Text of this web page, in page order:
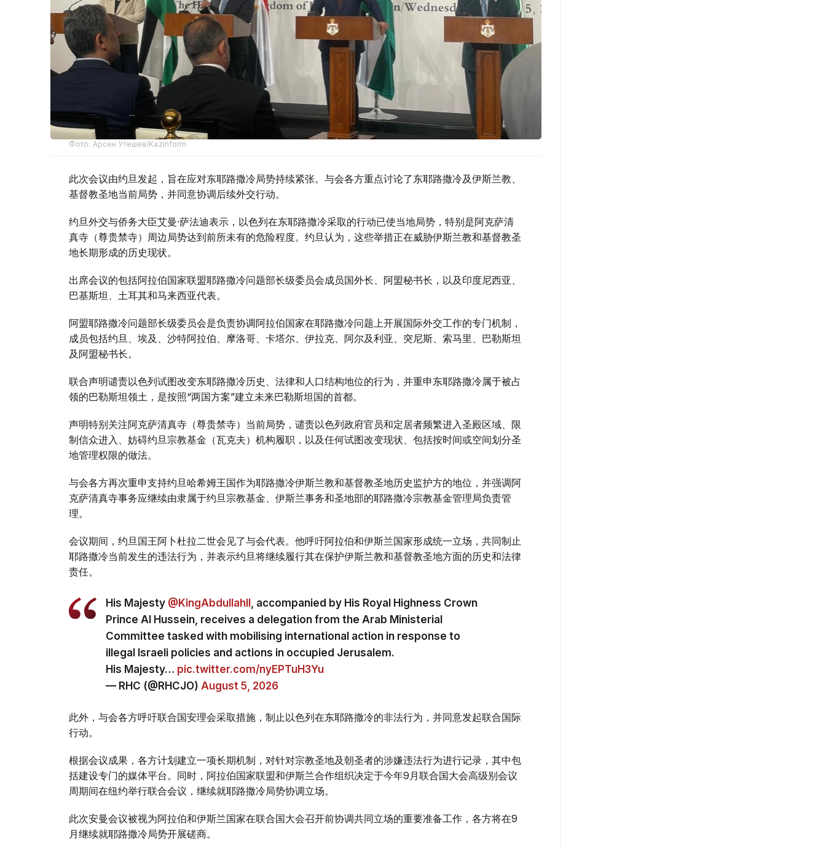
Фото: Арсен Утешев/Kazinform
此次会议由约旦发起，旨在应对东耶路撒冷局势持续紧张。与会各方重点讨论了东耶路撒冷及伊斯兰教、
基督教圣地当前局势，并同意协调后续外交行动。
约旦外交与侨务大臣艾曼·萨法迪表示，以色列在东耶路撒冷采取的行动已使当地局势，特别是阿克萨清
真寺（尊贵禁寺）周边局势达到前所未有的危险程度。约旦认为，这些举措正在威胁伊斯兰教和基督教圣
地长期形成的历史现状。
出席会议的包括阿拉伯国家联盟耶路撒冷问题部长级委员会成员国外长、阿盟秘书长，以及印度尼西亚、
巴基斯坦、土耳其和马来西亚代表。
阿盟耶路撒冷问题部长级委员会是负责协调阿拉伯国家在耶路撒冷问题上开展国际外交工作的专门机制，
成员包括约旦、埃及、沙特阿拉伯、摩洛哥、卡塔尔、伊拉克、阿尔及利亚、突尼斯、索马里、巴勒斯坦
及阿盟秘书长。
联合声明谴责以色列试图改变东耶路撒冷历史、法律和人口结构地位的行为，并重申东耶路撒冷属于被占
领的巴勒斯坦领土，是按照“两国方案”建立未来巴勒斯坦国的首都。
声明特别关注阿克萨清真寺（尊贵禁寺）当前局势，谴责以色列政府官员和定居者频繁进入圣殿区域、限
制信众进入、妨碍约旦宗教基金（瓦克夫）机构履职，以及任何试图改变现状、包括按时间或空间划分圣
地管理权限的做法。
与会各方再次重申支持约旦哈希姆王国作为耶路撒冷伊斯兰教和基督教圣地历史监护方的地位，并强调阿
克萨清真寺事务应继续由隶属于约旦宗教基金、伊斯兰事务和圣地部的耶路撒冷宗教基金管理局负责管
理。
会议期间，约旦国王阿卜杜拉二世会见了与会代表。他呼吁阿拉伯和伊斯兰国家形成统一立场，共同制止
耶路撒冷当前发生的违法行为，并表示约旦将继续履行其在保护伊斯兰教和基督教圣地方面的历史和法律
责任。
His Majesty @KingAbdullahII , accompanied by His Royal Highness Crown
Prince Al Hussein, receives a delegation from the Arab Ministerial
Committee tasked with mobilising international action in response to
illegal Israeli policies and actions in occupied Jerusalem.
His Majesty… pic.twitter.com/nyEPTuH3Yu
— RHC (@RHCJO) August 5, 2026
此外，与会各方呼吁联合国安理会采取措施，制止以色列在东耶路撒冷的非法行为，并同意发起联合国际
行动。
根据会议成果，各方计划建立一项长期机制，对针对宗教圣地及朝圣者的涉嫌违法行为进行记录，其中包
括建设专门的媒体平台。同时，阿拉伯国家联盟和伊斯兰合作组织决定于今年9月联合国大会高级别会议
周期间在纽约举行联合会议，继续就耶路撒冷局势协调立场。
此次安曼会议被视为阿拉伯和伊斯兰国家在联合国大会召开前协调共同立场的重要准备工作，各方将在9
月继续就耶路撒冷局势开展磋商。